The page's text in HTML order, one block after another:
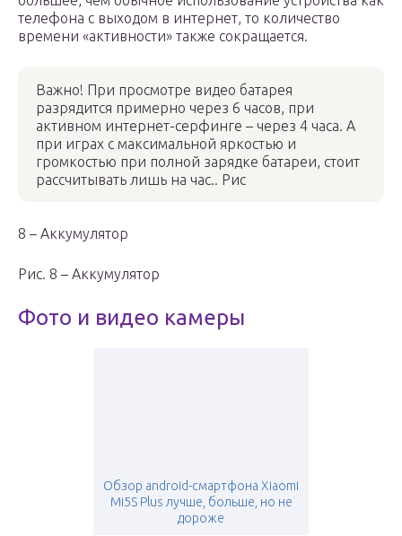
телефона с выходом в интернет, то количество
времени «активности» также сокращается.
Важно! При просмотре видео батарея
разрядится примерно через 6 часов, при
активном интернет-серфинге – через 4 часа. А
при играх с максимальной яркостью и
громкостью при полной зарядке батареи, стоит
рассчитывать лишь на час.. Рис
8 – Аккумулятор
Рис. 8 – Аккумулятор
Фото и видео камеры
Обзор android-смартфона Xiaomi
Mi5S Plus лучше, больше, но не
дороже